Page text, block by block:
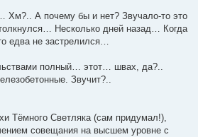
Хм?.. А почему бы и нет? Звучало-то это
Несколько дней назад… Когда
едва не застрелился…
полный… этот… швах, да?..
Звучит?..
Тёмного Светляка (сам придумал!),
совещания на высшем уровне с